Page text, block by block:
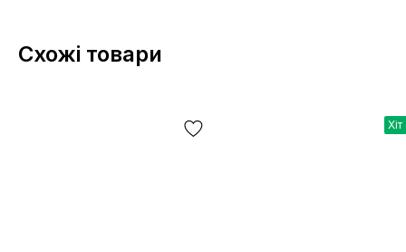
Схожі товари